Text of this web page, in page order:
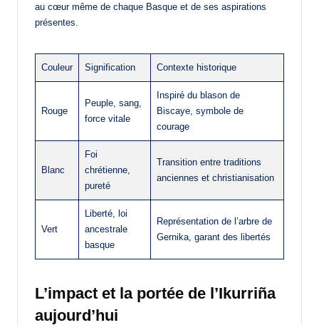
au cœur même de chaque Basque et de ses aspirations
présentes.
Couleur Signification Contexte historique
Rouge
Peuple, sang,
force vitale
Inspiré du blason de
Biscaye, symbole de
courage
Blanc
Foi
chrétienne,
pureté
Transition entre traditions
anciennes et christianisation
Vert
Liberté, loi
ancestrale
basque
Représentation de l’arbre de
Gernika, garant des libertés
L’impact et la portée de l’Ikurriña
aujourd’hui